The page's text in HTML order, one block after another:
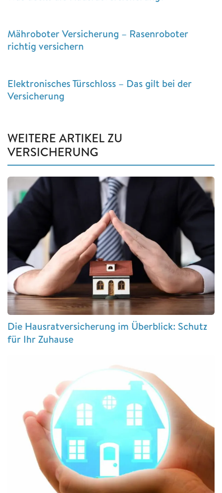
Mähroboter Versicherung – Rasenroboter
richtig versichern
Elektronisches Türschloss – Das gilt bei der
Versicherung
WEITERE ARTIKEL ZU
VERSICHERUNG
Die Hausratversicherung im Überblick: Schutz
für Ihr Zuhause